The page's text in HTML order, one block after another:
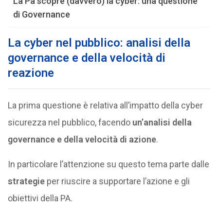
di Governance
La cyber nel pubblico: analisi della
governance e della velocità di
reazione
La prima questione è relativa all’impatto della cyber
sicurezza nel pubblico, facendo un’analisi della
governance e della velocità di azione.
In particolare l’attenzione su questo tema parte dalle
strategieper riuscire a supportare l’azione e gli
obiettivi della PA.